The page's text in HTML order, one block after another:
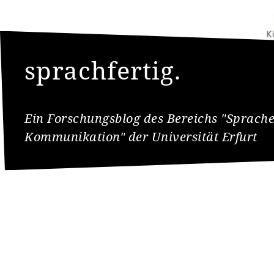
sprachfertig.
Ein Forschungsblog des Bereichs
Kommunikation" der Universität Erfurt